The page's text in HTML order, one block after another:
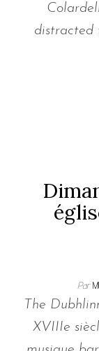
distracted
Par
The
XVIIIe